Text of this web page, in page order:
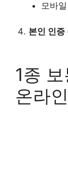
모바
본인 인증
1종
온라